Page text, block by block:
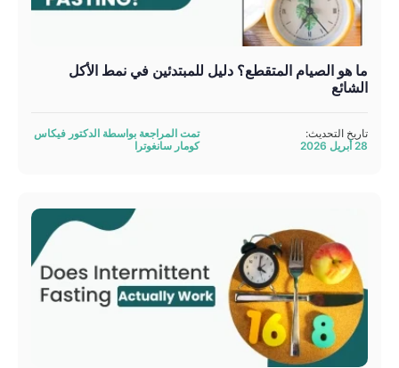
ما هو الصيام المتقطع؟ دليل للمبتدئين في نمط الأكل
الشائع
تاريخ التحديث:
28 أبريل 2026
تمت المراجعة بواسطة الدكتور فيكاس
كومار سانغوترا